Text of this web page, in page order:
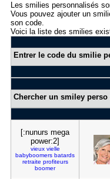
Les smilies personnalisés
Vous pouvez ajouter un
son code.
Voici la liste des smilies
Entrer le code du smilie
Chercher un smiley perso
[:nunurs mega
power:2]
vieux vielle
babyboomers batards
retraite profiteurs
boomer